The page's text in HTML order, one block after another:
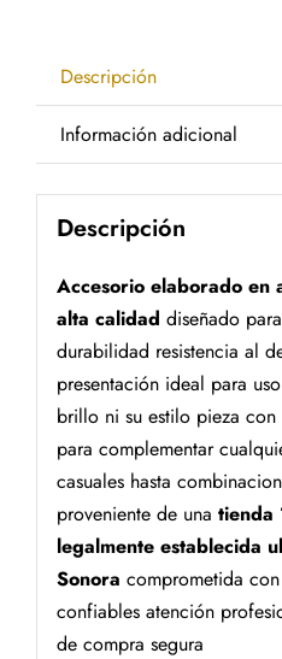
Descripción
Información adicional
Descripción
Accesorio elaborado en
alta calidad diseñado
durabilidad resistencia al
presentación ideal para
brillo ni su estilo pieza
para complementar
casuales hasta
proveniente de una tienda
legalmente establecida
Sonora comprometida
confiables atención
de compra segura